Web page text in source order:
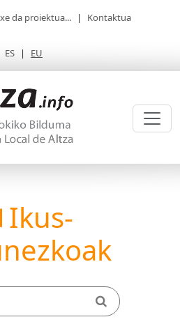
da proiektua... | Kontaktua
ES | EU
Ikus-